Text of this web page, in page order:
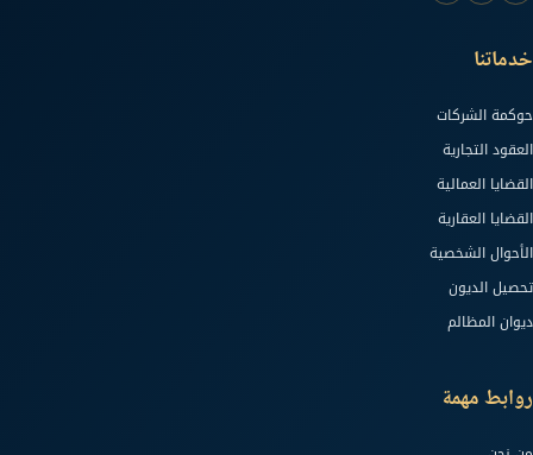
خدماتنا
حوكمة الشركات
العقود التجارية
القضايا العمالية
القضايا العقارية
الأحوال الشخصية
تحصيل الديون
ديوان المظالم
روابط مهمة